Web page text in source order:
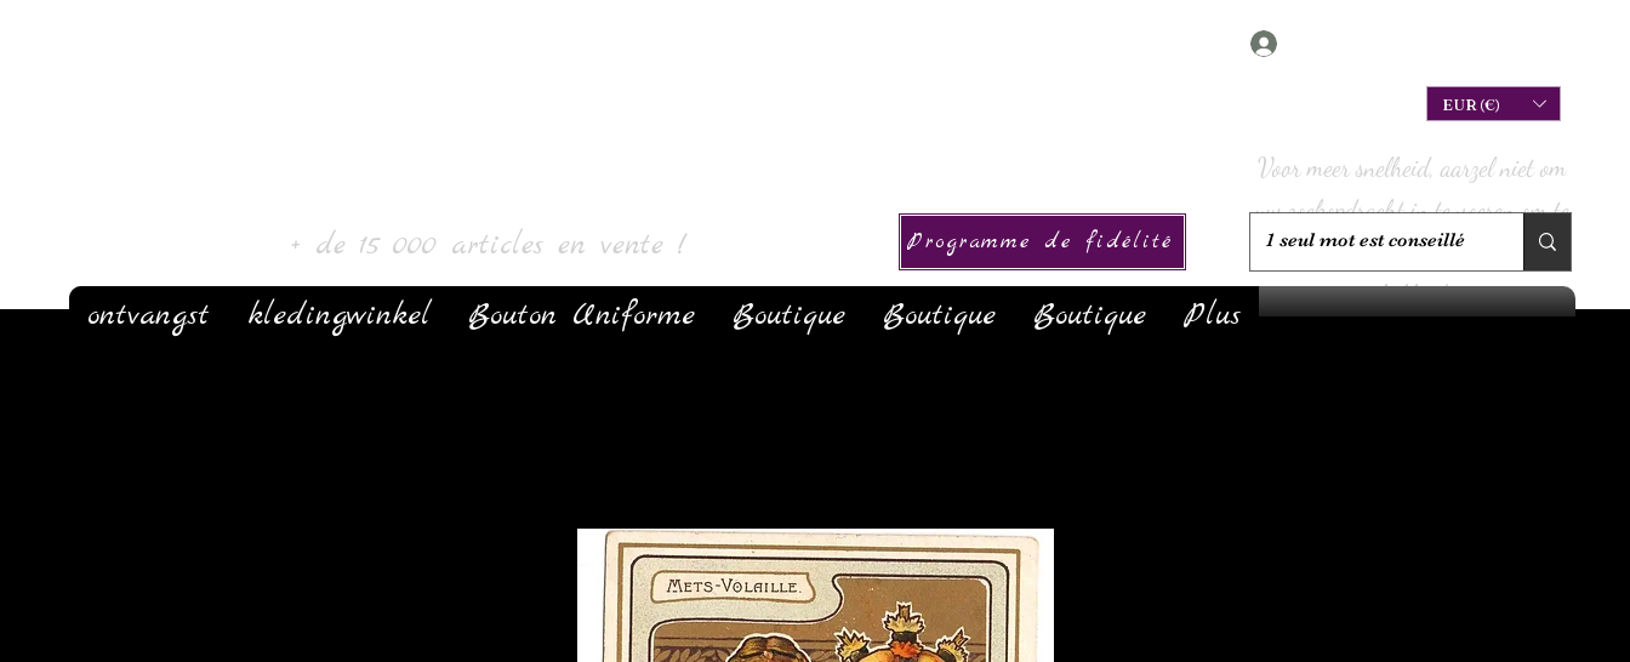
EUR (€)
+ de 15 000 articles en vente ! Programme de fidélité
ontvangst kledingwinkel Bouton Uniforme Boutique Boutique Boutique Plus
Voor meer snelheid, aarzel niet om
uw zoekopdracht in te voeren om te
controleren of we deze op voorraad
hebben!